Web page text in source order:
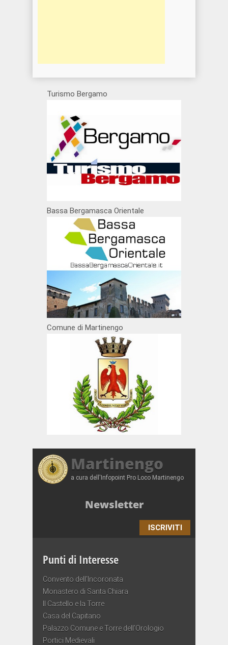
Turismo Bergamo
Bassa Bergamasca Orientale
Comune di Martinengo
Martinengo
a cura dell'Infopoint Pro Loco Martinengo
Newsletter
ISCRIVITI
Punti di Interesse
Convento dell’Incoronata
Monastero di Santa Chiara
Il Castello e la Torre
Casa del Capitano
Palazzo Comune e Torre dell’Orologio
Portici Medievali